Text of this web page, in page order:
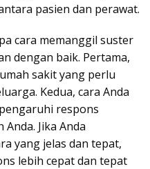
pasien dan perawat.
cara memanggil suster
dengan baik. Pertama,
sakit yang perlu
Kedua, cara Anda
respons
Jika Anda
yang jelas dan tepat,
lebih cepat dan tepat